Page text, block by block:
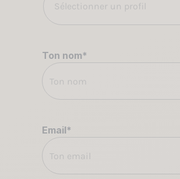
Sélectionner un profil
Ton nom*
Email*